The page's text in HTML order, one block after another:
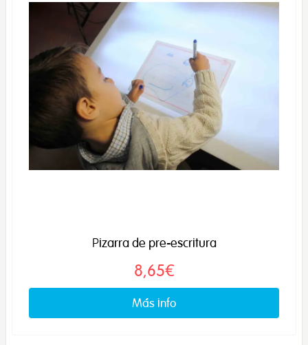
Pizarra de pre-escritura
8,65€
Más info